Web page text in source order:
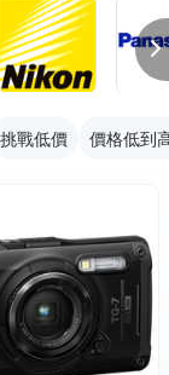
挑戰低價 價格低到